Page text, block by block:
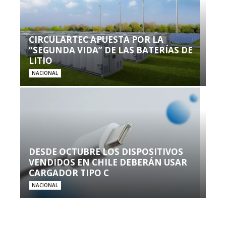
CIRCULARTEC APUESTA POR LA
“SEGUNDA VIDA” DE LAS BATERÍAS DE
LITIO
NACIONAL
DESDE OCTUBRE LOS DISPOSITIVOS
VENDIDOS EN CHILE DEBERÁN USAR
CARGADOR TIPO C
NACIONAL